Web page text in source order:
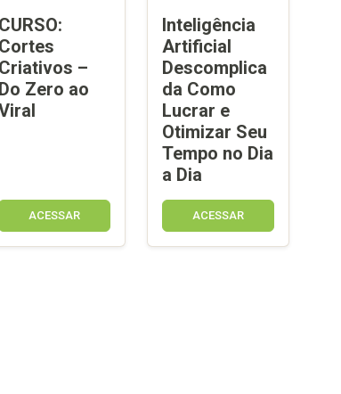
CURSO:
Cortes
Criativos –
Do Zero ao
ACESSAR
Inteligência
Artificial
Descomplica
da Como
Lucrar e
Otimizar Seu
Tempo no Dia
a Dia
ACESSAR